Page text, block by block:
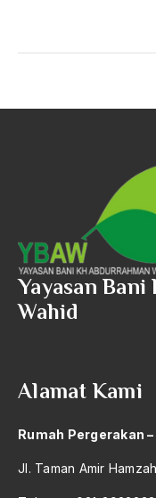
Yayasan Bani
Wahid
Alamat Kami
Rumah Pergerakan
Jl. Taman Amir